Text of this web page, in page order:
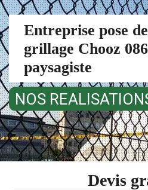
Entreprise pose
grillage Chooz
paysagiste
NOS
Devis